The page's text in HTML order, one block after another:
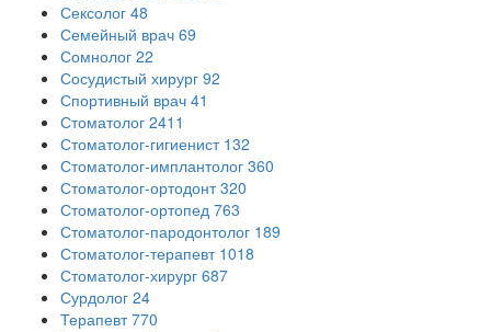
Сексолог 48
Семейный врач 69
Сомнолог 22
Сосудистый хирург 92
Спортивный врач 41
Стоматолог 2411
Стоматолог-гигиенист 132
Стоматолог-имплантолог 360
Стоматолог-ортодонт 320
Стоматолог-ортопед 763
Стоматолог-пародонтолог 189
Стоматолог-терапевт 1018
Стоматолог-хирург 687
Сурдолог 24
Терапевт 770